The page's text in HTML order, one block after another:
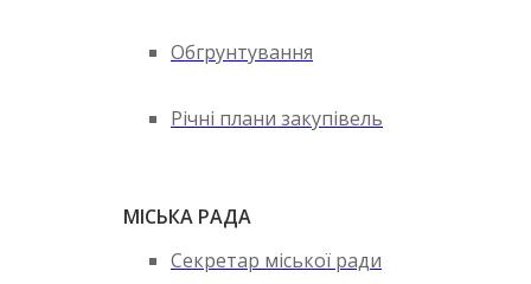
Обгрунтування
Річні плани закупівель
МІСЬКА РАДА
Секретар міської ради